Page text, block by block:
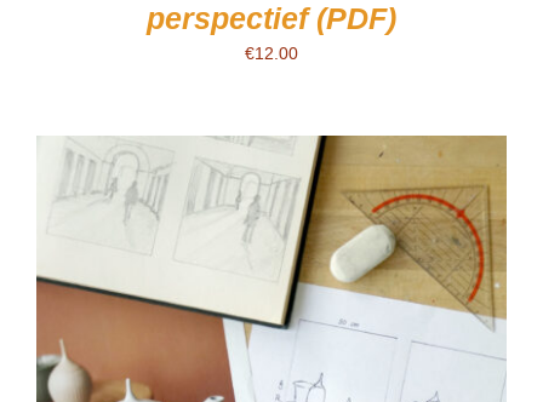
perspectief (PDF)
€12.00